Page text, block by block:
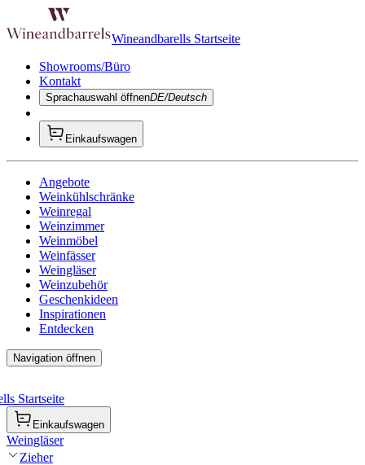
Wineandbarells Startseite
Showrooms/Büro
Kontakt
Sprachauswahl öffnenDE/Deutsch
Einkaufswagen
Angebote
Weinkühlschränke
Weinregal
Weinzimmer
Weinmöbel
Weinfässer
Weingläser
Weinzubehör
Geschenkideen
Inspirationen
Entdecken
Navigation öffnen
Startseite
Einkaufswagen
Weingläser
Zieher